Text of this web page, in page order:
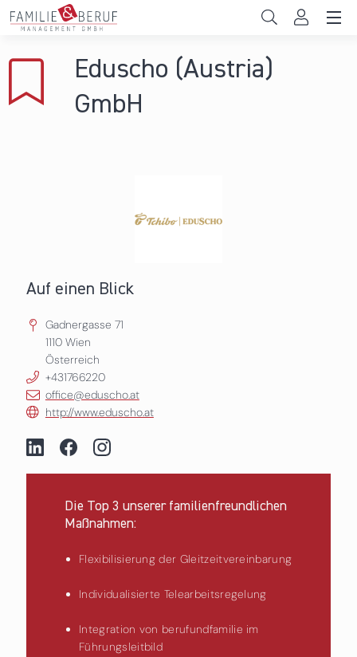
Direkt zum Inhalt
Gemeinden
Eduscho (Austria)
GmbH
Auf einen Blick
Gadnergasse 71
1110 Wien
Österreich
+431766220
office@eduscho.at
http://www.eduscho.at
Die Top 3 unserer familienfreundlichen
Maßnahmen:
Flexibilisierung der Gleitzeitvereinbarung
Individualisierte Telearbeitsregelung
Integration von berufundfamilie im
Führungsleitbild